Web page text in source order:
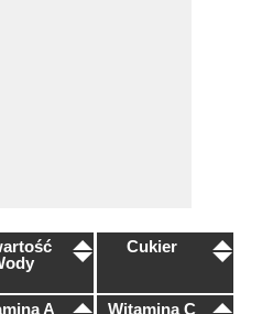
Cukier
A
Witamina C